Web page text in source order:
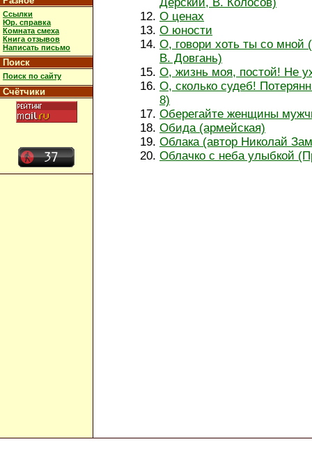
Ссылки
Юр. справка
Комната смеха
Книга отзывов
Написать письмо
Поиск
Поиск по сайту
Счётчики
Дерский, В. Колосов)
О ценах
О юности
О, говори хоть ты со мной
В. Довгань)
О, жизнь моя, постой! Не
О, сколько судеб!
8)
Оберегайте женщины
Обида (армейская)
Облака (автор Николай
Облачко с неба улыбкой